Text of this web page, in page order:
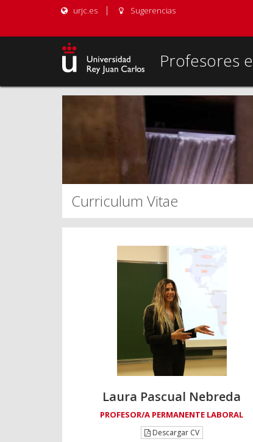
urjc.es Sugerencias
Profesores
Curriculum Vitae
Laura Pascual Nebreda
PROFESOR/A PERMANENTE LABORAL
Descargar CV